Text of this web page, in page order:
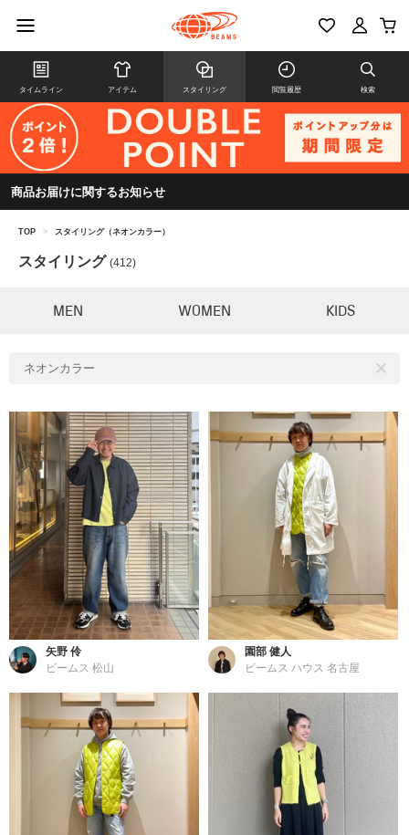
タイムライン アイテム スタイリング 閲覧履歴 検索
商品お届けに関するお知らせ
TOP > スタイリング（ネオンカラー）
スタイリング (412)
MEN WOMEN KIDS
ネオンカラー
矢野 伶
ビームス 松山
園部 健人
ビームス ハウス 名古屋